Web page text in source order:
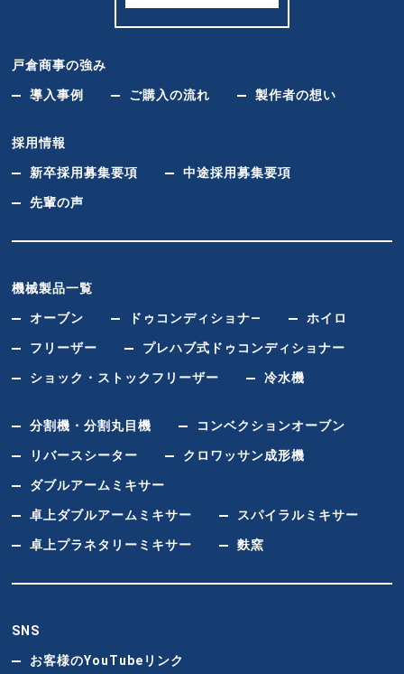
戸倉商事の強み
導入事例 ご購入の流れ 製作者の想い
採用情報
新卒採用募集要項 中途採用募集要項
先輩の声
機械製品一覧
オーブン ドゥコンディショナ― ホイロ
フリーザー プレハブ式ドゥコンディショナー
ショック・ストックフリーザー 冷水機
分割機・分割丸目機 コンベクションオーブン
リバースシーター クロワッサン成形機
ダブルアームミキサー
卓上ダブルアームミキサー スパイラルミキサー
卓上プラネタリーミキサー 麩窯
SNS
お客様のYouTubeリンク